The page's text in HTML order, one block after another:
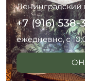
Ленинградский
+7 (916) 538-
ежедневно, с